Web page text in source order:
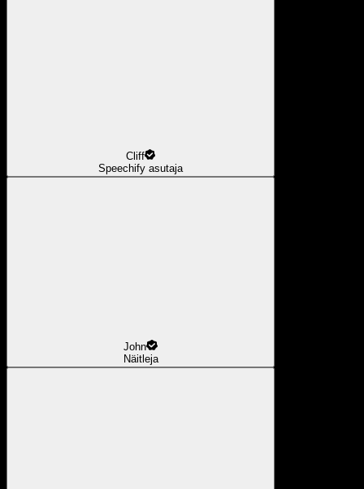
Cliff
Speechify asutaja
John
Näitleja